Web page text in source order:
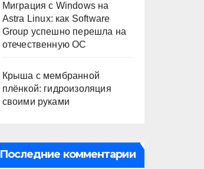
Миграция с Windows на
Astra Linux: как Software
Group успешно перешла на
отечественную ОС
Крыша с мембранной
плёнкой: гидроизоляция
своими руками
Последние комментарии